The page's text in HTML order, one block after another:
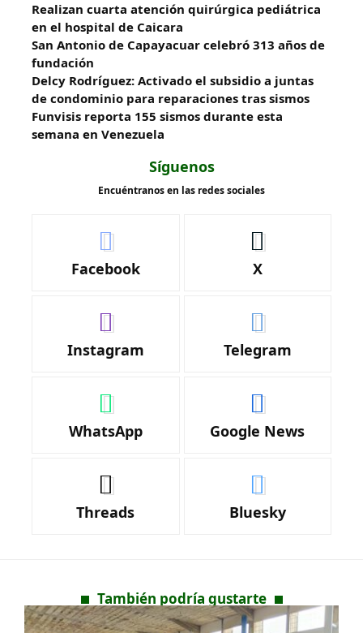
Realizan cuarta atención quirúrgica pediátrica
en el hospital de Caicara
San Antonio de Capayacuar celebró 313 años de
fundación
Delcy Rodríguez: Activado el subsidio a juntas
de condominio para reparaciones tras sismos
Funvisis reporta 155 sismos durante esta
semana en Venezuela
Síguenos
Encuéntranos en las redes sociales
Facebook X
Instagram Telegram
WhatsApp Google News
Threads Bluesky
También podría gustarte